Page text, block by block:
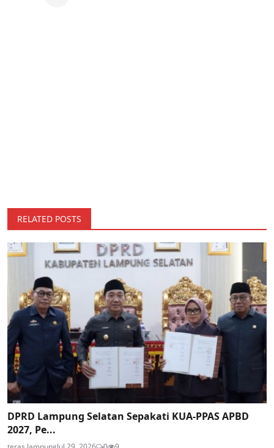
RELATED POSTS
DPRD Lampung Selatan Sepakati KUA-PPAS APBD
2027, Pe...